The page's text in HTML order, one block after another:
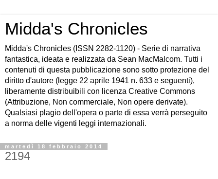
Midda's Chronicles
Midda's Chronicles (ISSN 2282-1120) - Serie di narrativa
fantastica, ideata e realizzata da Sean MacMalcom. Tutti i
contenuti di questa pubblicazione sono sotto protezione del
diritto d'autore (legge 22 aprile 1941 n. 633 e seguenti),
liberamente distribuibili con licenza Creative Commons
(Attribuzione, Non commerciale, Non opere derivate).
Qualsiasi plagio dell'opera o parte di essa verrà perseguito
a norma delle vigenti leggi internazionali.
martedì 18 febbraio 2014
2194